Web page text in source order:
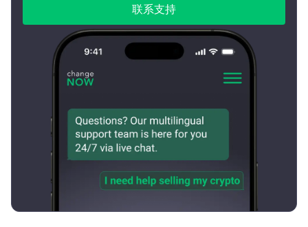
联系支持